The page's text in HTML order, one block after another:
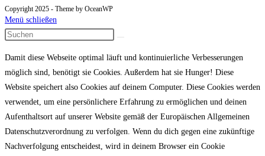
Copyright 2025 - Theme by OceanWP
Menü schließen
Damit diese Webseite optimal läuft und kontinuierliche Verbesserungen
möglich sind, benötigt sie Cookies. Außerdem hat sie Hunger! Diese
Website speichert also Cookies auf deinem Computer. Diese Cookies werden
verwendet, um eine persönlichere Erfahrung zu ermöglichen und deinen
Aufenthaltsort auf unserer Website gemäß der Europäischen Allgemeinen
Datenschutzverordnung zu verfolgen. Wenn du dich gegen eine zukünftige
Nachverfolgung entscheidest, wird in deinem Browser ein Cookie